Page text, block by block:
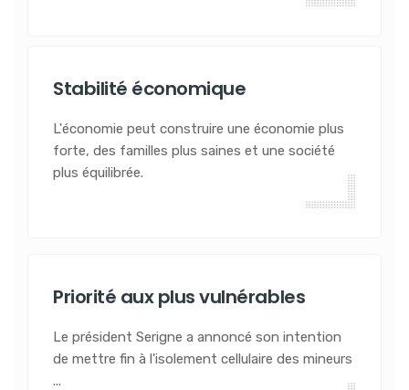
Stabilité économique
L'économie peut construire une économie plus
forte, des familles plus saines et une société
plus équilibrée.
Priorité aux plus vulnérables
Le président Serigne a annoncé son intention
de mettre fin à l'isolement cellulaire des mineurs
...